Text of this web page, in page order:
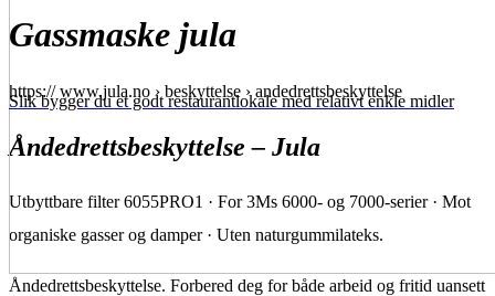
Slik bygger du et godt restaurantlokale med relativt enkle midler
Gassmaske jula
https:// www.jula.no › beskyttelse › andedrettsbeskyttelse
Åndedrettsbeskyttelse – Jula
Utbyttbare filter 6055PRO1 · For 3Ms 6000- og 7000-serier · Mot
organiske gasser og damper · Uten naturgummilateks.
Åndedrettsbeskyttelse. Forbered deg for både arbeid og fritid uansett